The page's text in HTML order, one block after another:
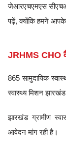
जेआरएचएमएस सीएचओ
पढ़ें, क्योंकि हमने आपके
JRHMS CHO
865 सामुदायिक
स्वास्थ्य मिशन
झारखंड ग्रामीण
आवेदन मांग रही है।